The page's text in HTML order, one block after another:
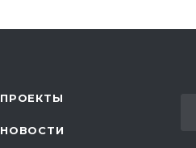
ПРОЕКТЫ
НОВОСТИ